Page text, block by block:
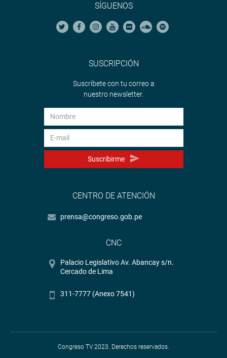
SÍGUENOS
SUSCRIPCIÓN
Suscríbete con tu correo a
nuestro newsletter.
Suscribirme
CENTRO DE ATENCIÓN
prensa@congreso.gob.pe
CNC
Palacio Legislativo Av. Abancay s/n.
Cercado de Lima
311-7777 (Anexo 7541)
Congreso TV 2023. Derechos reservados.